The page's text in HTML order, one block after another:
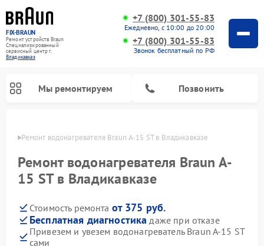
FIX-BRAUN
Ремонт устройств Braun
Специализированный
cервисный центр г.
Владикавказ
+7 (800) 301-55-83
Ежедневно, с 10:00 до 20:00
+7 (800) 301-55-83
Звонок бесплатный по РФ
Мы ремонтируем Позвонить
Ремонт водонагревателя Braun A-15 ST в Владикавказе
Ремонт водонагревателя Braun A-
15 ST в Владикавказе
Стоимость ремонта от 375 руб.
Бесплатная диагностика даже при отказе
Привезем и увезем водонагреватель Braun A-15 ST
сами